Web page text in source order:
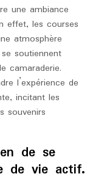
une ambiance
effet, les courses
atmosphère
soutiennent
camaraderie.
l’expérience de
incitant les
souvenirs
de se
de vie actif.